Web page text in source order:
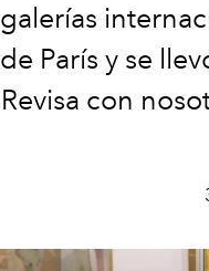
galerías
de París y se
Revisa con